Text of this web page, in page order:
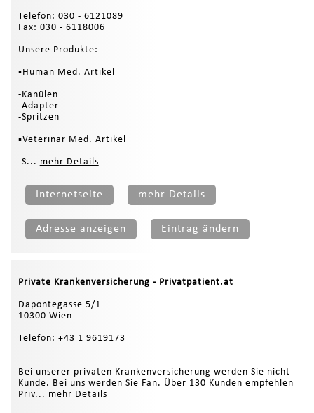
Telefon: 030 - 6121089
Fax: 030 - 6118006
Unsere Produkte:
▪Human Med. Artikel
-Kanülen
-Adapter
-Spritzen
▪Veterinär Med. Artikel
-S... mehr Details
Internetseite mehr Details
Adresse anzeigen Eintrag ändern
Private Krankenversicherung - Privatpatient.at
Dapontegasse 5/1
10300 Wien
Telefon: +43 1 9619173
Bei unserer privaten Krankenversicherung werden Sie nicht
Kunde. Bei uns werden Sie Fan. Über 130 Kunden empfehlen
Priv... mehr Details